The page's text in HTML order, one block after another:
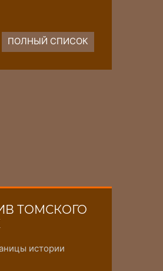
ПОЛНЫЙ СПИСОК
ТОМСКОГО
истории